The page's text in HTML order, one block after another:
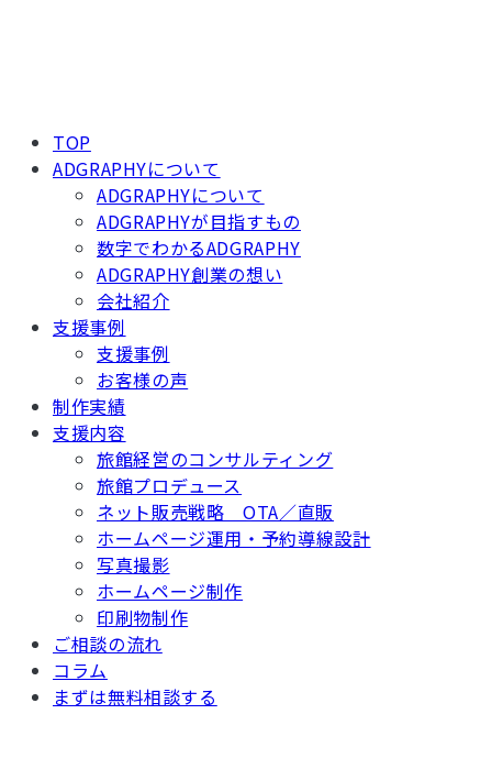
TOP
ADGRAPHYについて
ADGRAPHYについて
ADGRAPHYが目指すもの
数字でわかるADGRAPHY
ADGRAPHY創業の想い
会社紹介
支援事例
支援事例
お客様の声
制作実績
支援内容
旅館経営のコンサルティング
旅館プロデュース
ネット販売戦略 OTA／直販
ホームページ運用・予約導線設計
写真撮影
ホームページ制作
印刷物制作
ご相談の流れ
コラム
まずは無料相談する